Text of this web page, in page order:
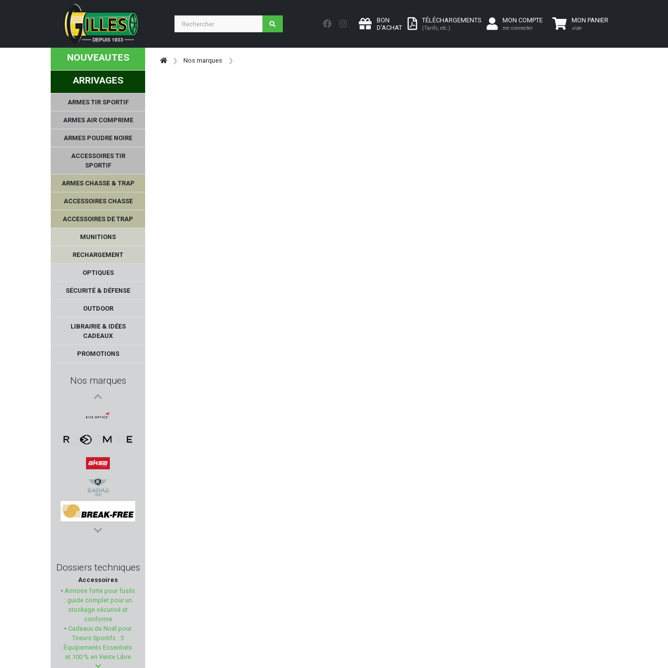
BON
D'ACHAT
TÉLÉCHARGEMENTS
(Tarifs, etc.)
MON COMPTE
me connecter
MON PANIER
vide
NOUVEAUTES
ARRIVAGES
ARMES TIR SPORTIF
ARMES AIR COMPRIME
ARMES POUDRE NOIRE
ACCESSOIRES TIR
SPORTIF
ARMES CHASSE & TRAP
ACCESSOIRES CHASSE
ACCESSOIRES DE TRAP
MUNITIONS
RECHARGEMENT
OPTIQUES
SÉCURITÉ & DÉFENSE
OUTDOOR
LIBRAIRIE & IDÉES
CADEAUX
PROMOTIONS
Nos marques
DERYA
KITE OPTICS
ROME
AKSA ARMS
RADAR
BREAK FREE
BILSOM TECHNOLOGY
STEYR MANNLICHER
STARLINE
FABARM PROFESSIONNAL
Dossiers techniques
Accessoires
• Armoire forte pour fusils
: guide complet pour un
stockage sécurisé et
conforme
• Cadeaux de Noël pour
Tireurs Sportifs : 5
Équipements Essentiels
et 100 % en Vente Libre
Nos marques